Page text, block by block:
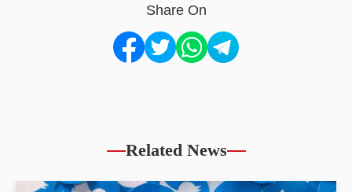
Share On
Related News